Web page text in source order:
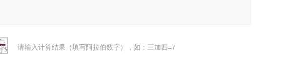
请输入计算结果（填写阿拉伯数字），如：三加四=7